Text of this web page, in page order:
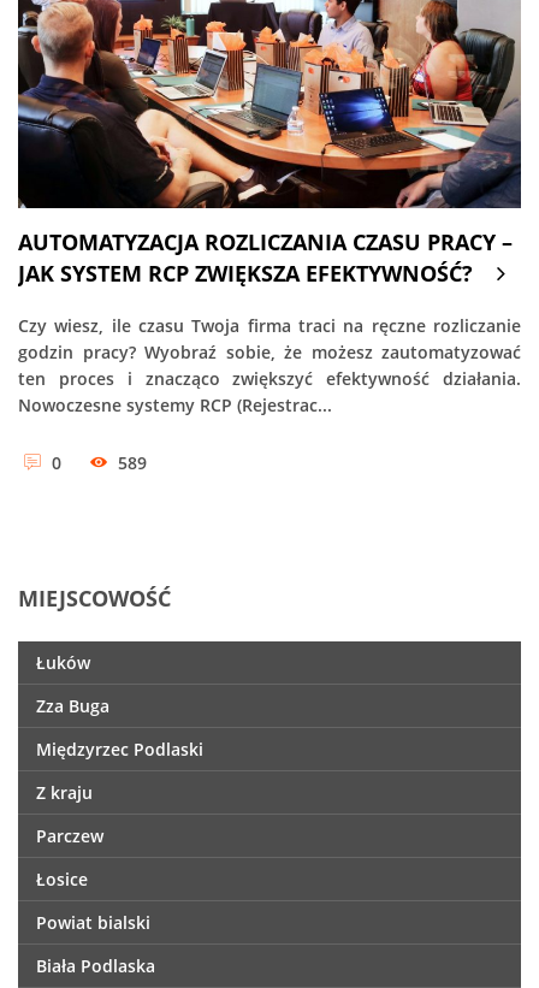
AUTOMATYZACJA ROZLICZANIA CZASU PRACY –
JAK SYSTEM RCP ZWIĘKSZA EFEKTYWNOŚĆ?
Czy wiesz, ile czasu Twoja firma traci na ręczne rozliczanie
godzin pracy? Wyobraź sobie, że możesz zautomatyzować
ten proces i znacząco zwiększyć efektywność działania.
Nowoczesne systemy RCP (Rejestrac...
0 589
MIEJSCOWOŚĆ
Łuków
Zza Buga
Międzyrzec Podlaski
Z kraju
Parczew
Łosice
Powiat bialski
Biała Podlaska